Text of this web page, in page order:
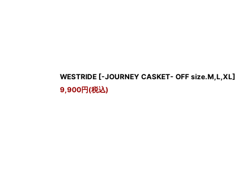
WESTRIDE [-JOURNEY CASKET- OFF size.M,L,XL]
9,900円(税込)